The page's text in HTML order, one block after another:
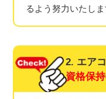
るよう努力いたしま
2. エア
資格保